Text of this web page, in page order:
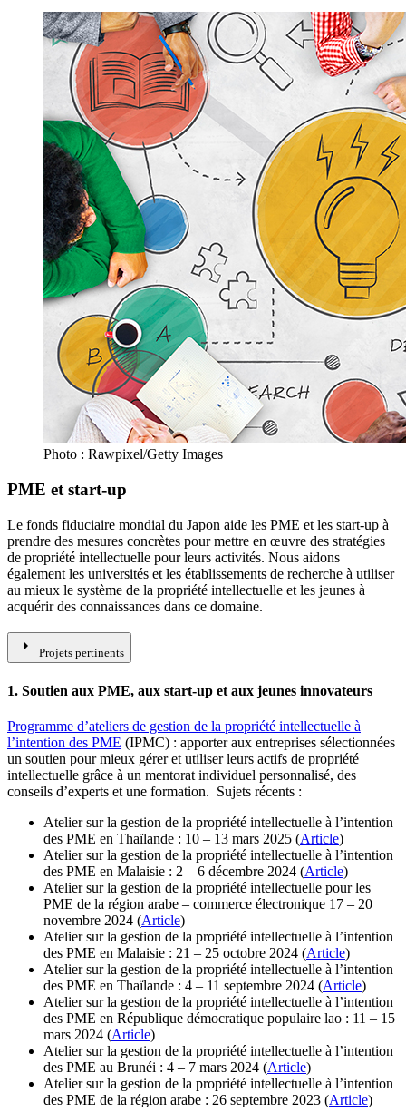
Photo : Rawpixel/Getty Images
PME et start-up
Le fonds fiduciaire mondial du Japon aide les PME et les start-up à
prendre des mesures concrètes pour mettre en œuvre des stratégies
de propriété intellectuelle pour leurs activités. Nous aidons
également les universités et les établissements de recherche à utiliser
au mieux le système de la propriété intellectuelle et les jeunes à
acquérir des connaissances dans ce domaine.
arrow_right Projets pertinents
1. Soutien aux PME, aux start-up et aux jeunes innovateurs
Programme d’ateliers de gestion de la propriété intellectuelle à
l’intention des PME (IPMC) : apporter aux entreprises sélectionnées
un soutien pour mieux gérer et utiliser leurs actifs de propriété
intellectuelle grâce à un mentorat individuel personnalisé, des
conseils d’experts et une formation. Sujets récents :
Atelier sur la gestion de la propriété intellectuelle à l’intention
des PME en Thaïlande : 10 – 13 mars 2025 (Article)
Atelier sur la gestion de la propriété intellectuelle à l’intention
des PME en Malaisie : 2 – 6 décembre 2024 (Article)
Atelier sur la gestion de la propriété intellectuelle pour les
PME de la région arabe – commerce électronique 17 – 20
novembre 2024 (Article)
Atelier sur la gestion de la propriété intellectuelle à l’intention
des PME en Malaisie : 21 – 25 octobre 2024 (Article)
Atelier sur la gestion de la propriété intellectuelle à l’intention
des PME en Thaïlande : 4 – 11 septembre 2024 (Article)
Atelier sur la gestion de la propriété intellectuelle à l’intention
des PME en République démocratique populaire lao : 11 – 15
mars 2024 (Article)
Atelier sur la gestion de la propriété intellectuelle à l’intention
des PME au Brunéi : 4 – 7 mars 2024 (Article)
Atelier sur la gestion de la propriété intellectuelle à l’intention
des PME de la région arabe : 26 septembre 2023 (Article)